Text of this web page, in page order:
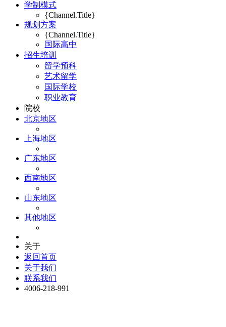
学制模式
{Channel.Title}
规划方案
{Channel.Title}
国际高中
招生培训
留学预科
艺术留学
国际学校
职业教育
院校
北京地区
上海地区
广东地区
西南地区
山东地区
其他地区
关于
返回首页
关于我们
联系我们
4006-218-991